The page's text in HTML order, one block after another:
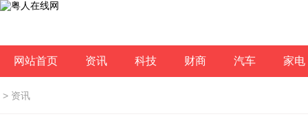
网站首页 资讯 科技 财商 汽车 家电
> 资讯